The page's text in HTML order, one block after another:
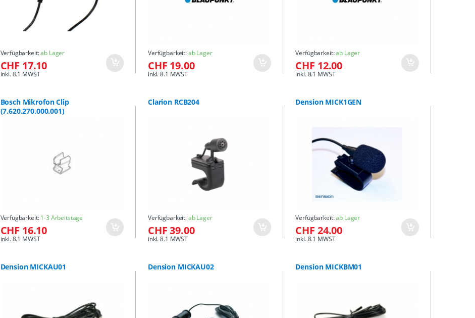
Verfügbarkeit:ab Lager
CHF 17.10
inkl. 8.1 MWST
Verfügbarkeit:ab Lager
CHF 19.00
inkl. 8.1 MWST
Verfügbarkeit:ab Lager
CHF 12.00
inkl. 8.1 MWST
Bosch Mikrofon Clip
(7.620.270.000.001)
Verfügbarkeit:1-3 Arbeitstage
CHF 16.10
inkl. 8.1 MWST
Clarion RCB204
Verfügbarkeit:ab Lager
CHF 39.00
inkl. 8.1 MWST
Dension MICK1GEN
Verfügbarkeit:ab Lager
CHF 24.00
inkl. 8.1 MWST
Dension MICKAU01 Dension MICKAU02 Dension MICKBM01